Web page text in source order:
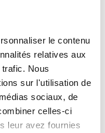
le contenu
relatives aux
Nous
sur l'utilisation de
sociaux, de
celles-ci
leur avez fournies